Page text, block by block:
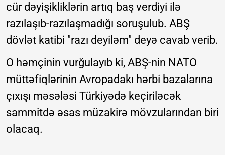
cür dəyişikliklərin artıq baş verdiyi ilə
razılaşıb-razılaşmadığı soruşulub. ABŞ
dövlət katibi "razı deyiləm" deyə cavab verib.
O həmçinin vurğulayıb ki, ABŞ-nin NATO
müttəfiqlərinin Avropadakı hərbi bazalarına
çıxışı məsələsi Türkiyədə keçiriləcək
sammitdə əsas müzakirə mövzularından biri
olacaq.